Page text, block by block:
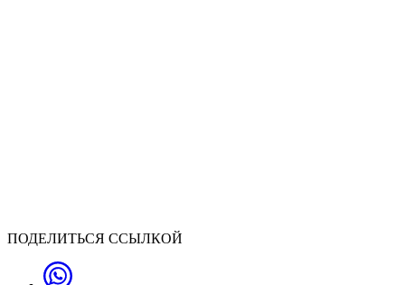
ПОДЕЛИТЬСЯ ССЫЛКОЙ